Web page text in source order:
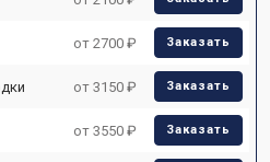
от 2700 ₽ Заказать
от 3150 ₽ Заказать
от 3550 ₽ Заказать